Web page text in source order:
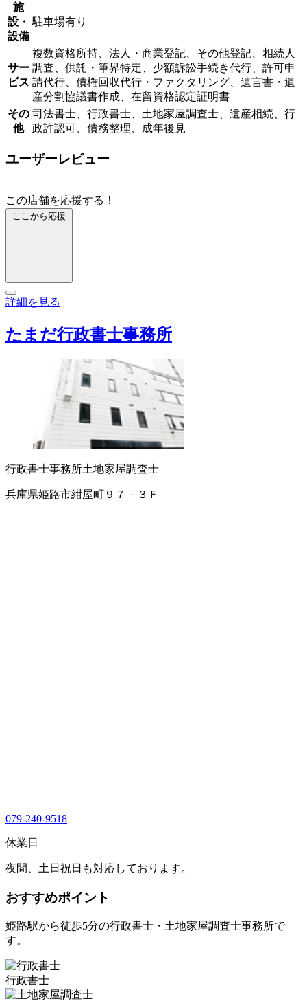
施
設・
設備
駐車場有り
サー
ビス
複数資格所持、法人・商業登記、その他登記、相続人
調査、供託・筆界特定、少額訴訟手続き代行、許可申
請代行、債権回収代行・ファクタリング、遺言書・遺
産分割協議書作成、在留資格認定証明書
その
他
司法書士、行政書士、土地家屋調査士、遺産相続、行
政許認可、債務整理、成年後見
ユーザーレビュー
この店舗を応援する！
ここから応援
詳細を見る
たまだ行政書士事務所
行政書士事務所土地家屋調査士
兵庫県姫路市紺屋町９７－３Ｆ
079-240-9518
休業日
夜間、土日祝日も対応しております。
おすすめポイント
姫路駅から徒歩5分の行政書士・土地家屋調査士事務所で
す。
行政書士